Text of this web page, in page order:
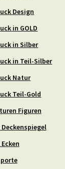
Design
in GOLD
in Silber
in Teil-Silber
Natur
Teil-Gold
Figuren